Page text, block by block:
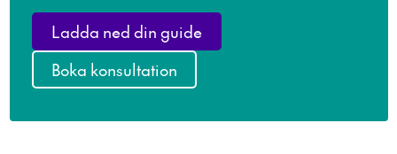
Ladda ned din guide
Boka konsultation